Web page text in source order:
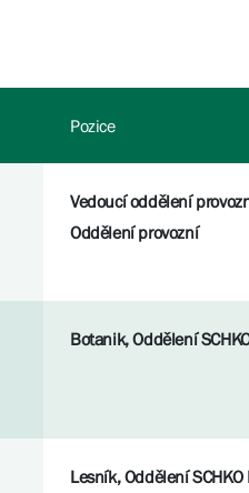
Pozice
Vedoucí oddělení
Oddělení provozní
Botanik, Oddělení
Lesník, Oddělení